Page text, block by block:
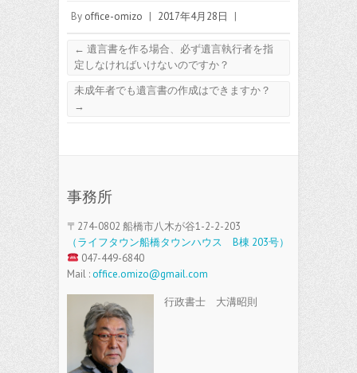
By office-omizo | 2017年4月28日 |
← 遺言書を作る場合、必ず遺言執行者を指
定しなければいけないのですか？
未成年者でも遺言書の作成はできますか？
→
事務所
〒274-0802 船橋市八木が谷1-2-2-203
（ライフタウン船橋タウンハウス B棟 203号）
047-449-6840
Mail :office.omizo@gmail.com
行政書士 大溝昭則